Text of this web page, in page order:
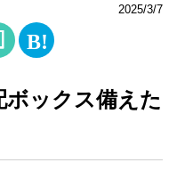
2025/3/7
ボックス備えた